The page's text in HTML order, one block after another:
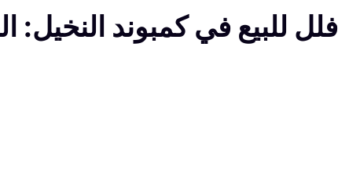
فلل للبيع في كمبوند النخيل: